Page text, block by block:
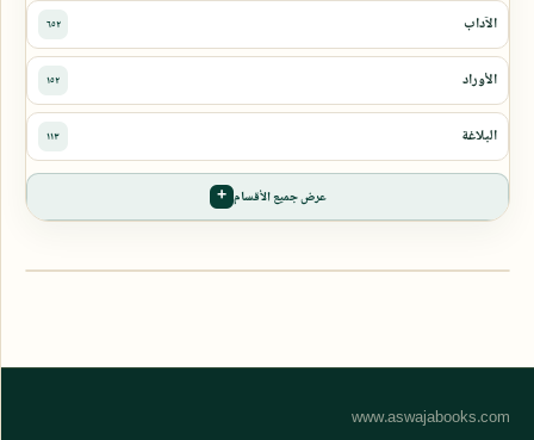
عرض جميع الأقسام